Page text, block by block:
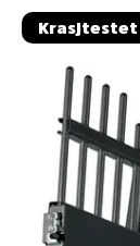
Krasjtestet